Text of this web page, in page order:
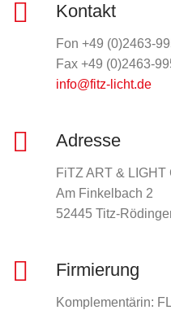
Kontakt
Fon +49 (0)2463-
Fax +49 (0)2463-
info@fitz-licht.de
Adresse
FiTZ ART & LIGHT
Am Finkelbach 2
52445 Titz-
Firmierung
Komplementärin: